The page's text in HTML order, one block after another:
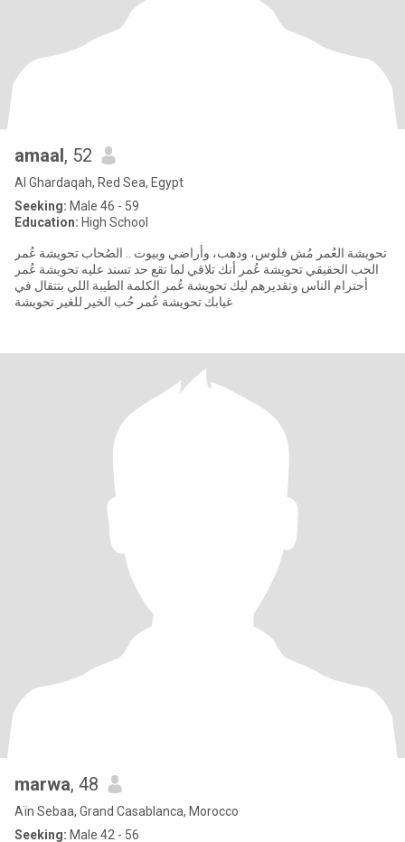
amaal, 52
Al Ghardaqah, Red Sea, Egypt
Seeking: Male 46 - 59
Education: High School
تحويشة العُمر مُش فلوس، ودهب، وأراضي وبيوت .. الصُحاب تحويشة عُمر
الحب الحقيقي تحويشة عُمر أنك تلاقي لما تقع حد تسند عليه تحويشة عُمر
أحترام الناس وتقديرهم ليك تحويشة عُمر الكلمة الطيبة اللي بتتقال في
غيابك تحويشة عُمر حُب الخير للغير تحويشة
marwa, 48
Aïn Sebaa, Grand Casablanca, Morocco
Seeking: Male 42 - 56